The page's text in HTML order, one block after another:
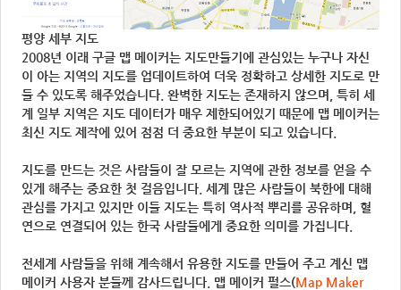
평양 세부 지도
2008년 이래 구글 맵 메이커는 지도만들기에 관심있는 누구나 자신
이 아는 지역의 지도를 업데이트하여 더욱 정확하고 상세한 지도로 만
들 수 있도록 해주었습니다. 완벽한 지도는 존재하지 않으며, 특히 세
계 일부 지역은 지도 데이터가 매우 제한되어있기 때문에 맵 메이커는
최신 지도 제작에 있어 점점 더 중요한 부분이 되고 있습니다.
지도를 만드는 것은 사람들이 잘 모르는 지역에 관한 정보를 얻을 수
있게 해주는 중요한 첫 걸음입니다. 세계 많은 사람들이 북한에 대해
관심를 가지고 있지만 이들 지도는 특히 역사적 뿌리를 공유하며, 혈
연으로 연결되어 있는 한국 사람들에게 중요한 의미를 가집니다.
전세계 사람들을 위해 계속해서 유용한 지도를 만들어 주고 계신 맵
메이커 사용자 분들께 감사드립니다. 맵 메이커 펄스(Map Maker